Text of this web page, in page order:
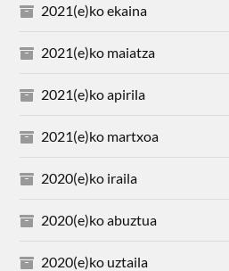
2021(e)ko ekaina
2021(e)ko maiatza
2021(e)ko apirila
2021(e)ko martxoa
2020(e)ko iraila
2020(e)ko abuztua
2020(e)ko uztaila